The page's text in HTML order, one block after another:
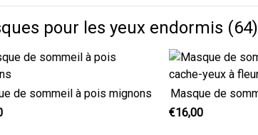
pour les yeux endormis (64)
de sommeil à pois mignons
€16,00